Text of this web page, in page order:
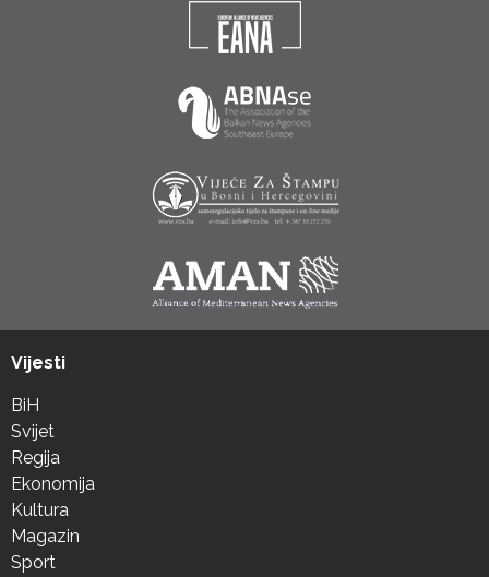
Vijesti
BiH
Svijet
Regija
Ekonomija
Kultura
Magazin
Sport